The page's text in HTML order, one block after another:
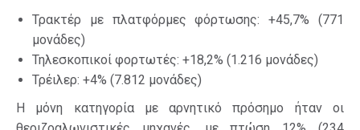
Τρακτέρ με πλατφόρμες φόρτωσης: +45,7% (771
μονάδες)
Τηλεσκοπικοί φορτωτές: +18,2% (1.216 μονάδες)
Τρέιλερ: +4% (7.812 μονάδες)
Η μόνη κατηγορία με αρνητικό πρόσημο ήταν οι